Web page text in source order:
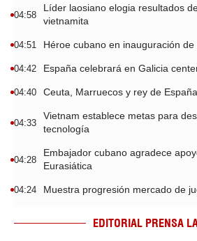
04:58
Líder laosiano elogia resultados
vietnamita
04:51 Héroe cubano en inauguración
04:42 España celebrará en Galicia
04:40 Ceuta, Marruecos y rey de
04:33
Vietnam establece metas para
tecnología
04:28
Embajador cubano agradece
Eurasiática
04:24 Muestra progresión mercado de
EDITORIAL PRENSA